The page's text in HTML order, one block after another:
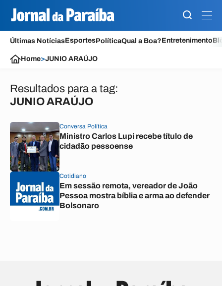
Últimas NotíciasEsportesPolíticaQual a Boa?Entretenimento
Home>JUNIO ARAÚJO
Resultados para a tag:
JUNIO ARAÚJO
Conversa Política
Ministro Carlos Lupi recebe título de
cidadão pessoense
Cotidiano
Em sessão remota, vereador de João
Pessoa mostra bíblia e arma ao defender
Bolsonaro